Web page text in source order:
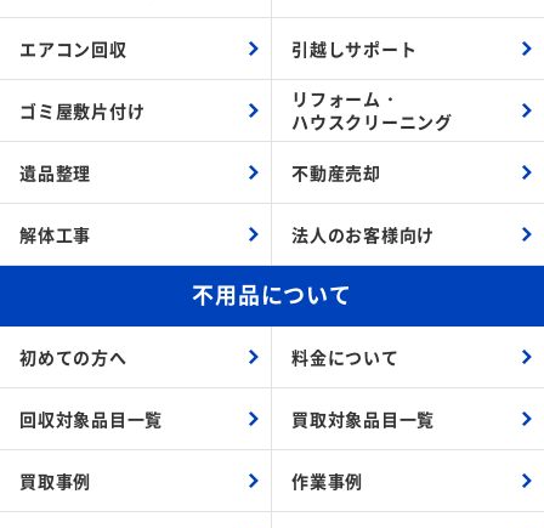
エアコン回収 引越しサポート
ゴミ屋敷片付け
リフォーム・
ハウスクリーニング
遺品整理 不動産売却
解体工事 法人のお客様向け
不用品について
初めての方へ 料金について
回収対象品目一覧 買取対象品目一覧
買取事例 作業事例